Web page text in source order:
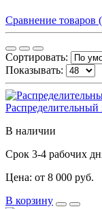
Сравнение товаров
Сортировать:
Показывать:
В наличии
Срок 3-4 рабочих
Цена: от 8 000 руб.
В корзину